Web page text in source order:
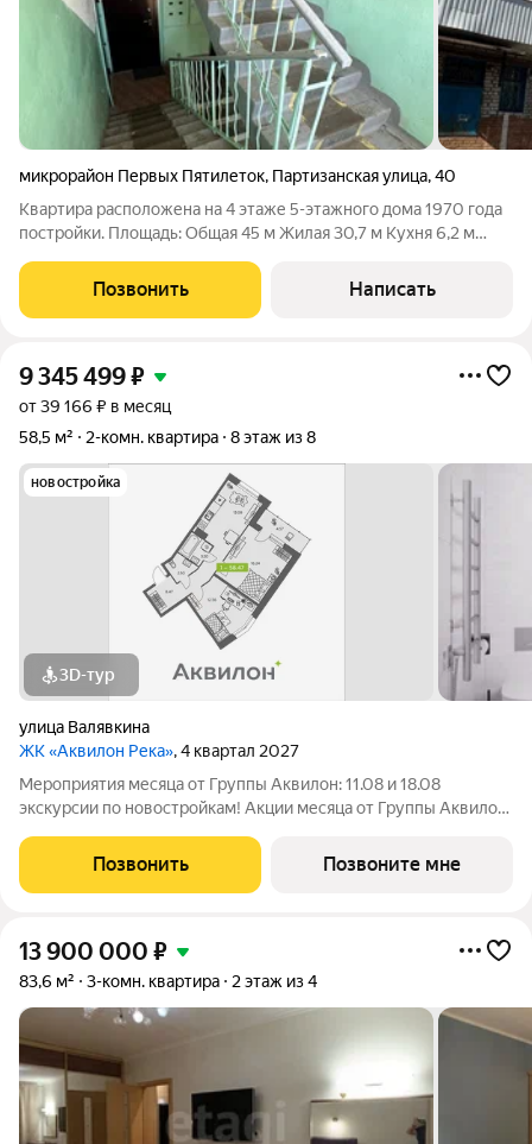
микрорайон Первых Пятилеток, Партизанская улица,40
Квартира расположена на 4 этаже 5-этажного дома 1970 года
постройки. Площадь: Общая 45 м Жилая 30,7 м Кухня 6,2 м
не застеклён. Документы: Один взрослый собственник Никто
не
Позвонить Написать
9 345 499₽
от 39 166 ₽ в месяц
58,5 м²
2-комн. квартира 8 этаж из 8
новостройка
3D-тур
улица Валявкина
ЖК «Аквилон Река», 4 квартал 2027
Мероприятия месяца от Группы Аквилон: 11.08 и 18.08
экскурсии по новостройкам! Акции месяца от Группы Аквилон:
млн ! Арктическая ипотека. ПСК: 18,32-21,9%. Ставка 1%!
Семейная ипотека. ПСК:
Позвонить Позвоните мне
13 900 000 ₽
83,6 м² 3-комн. квартира 2 этаж из 4